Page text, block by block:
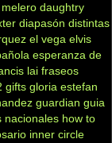
daughtry
diapasón distintas
el vega elvis
esperanza de
lai fraseos
gifts gloria estefan
guardian guia
nacionales how to
inner circle